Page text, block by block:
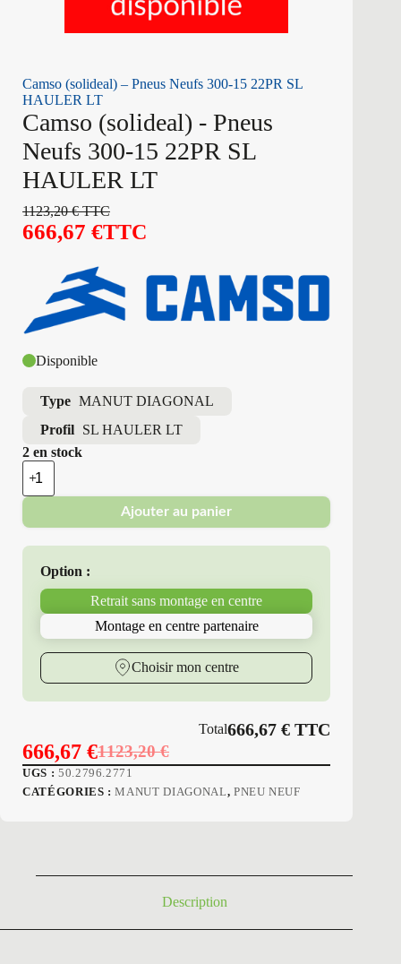
Camso (solideal) – Pneus Neufs 300-15 22PR SL
HAULER LT
Camso (solideal) - Pneus
Neufs 300-15 22PR SL
HAULER LT
1123,20€TTC
666,67 €TTC
Disponible
Type MANUT DIAGONAL
Profil SL HAULER LT
2 en stock
quantité
de
Camso
-
Pneus
300-
HAULER
Ajouter au panier
Option :
Retrait sans montage en centre
Montage en centre partenaire
Choisir mon centre
Total666,67€ TTC
1123,20€
Le
prix
666,67 €Le
prix
UGS : 50.2796.2771
CATÉGORIES :MANUT DIAGONAL, PNEU NEUF
Description